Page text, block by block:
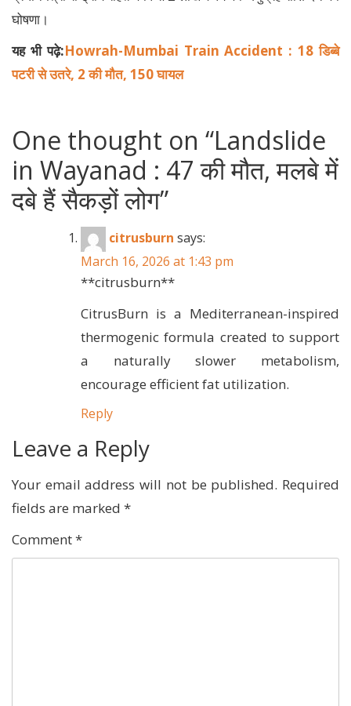
घोषणा।
यह भी पढ़े:Howrah-Mumbai Train Accident : 18 डिब्बे
पटरी से उतरे, 2 की मौत, 150 घायल
One thought on “Landslide
in Wayanad : 47 की मौत, मलबे में
दबे हैं सैकड़ों लोग”
citrusburn says:
March 16, 2026 at 1:43 pm
**citrusburn**
CitrusBurn is a Mediterranean-inspired
thermogenic formula created to support
a naturally slower metabolism,
encourage efficient fat utilization.
Reply
Leave a Reply
Your email address will not be published. Required
fields are marked *
Comment*